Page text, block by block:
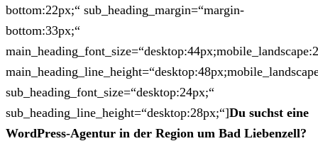
bottom:22px;“ sub_heading_margin=“margin-
bottom:33px;“
sub_heading_font_size=“desktop:24px;“
sub_heading_line_height=“desktop:28px;“]Du suchst eine
WordPress-Agentur in der Region um Bad Liebenzell?